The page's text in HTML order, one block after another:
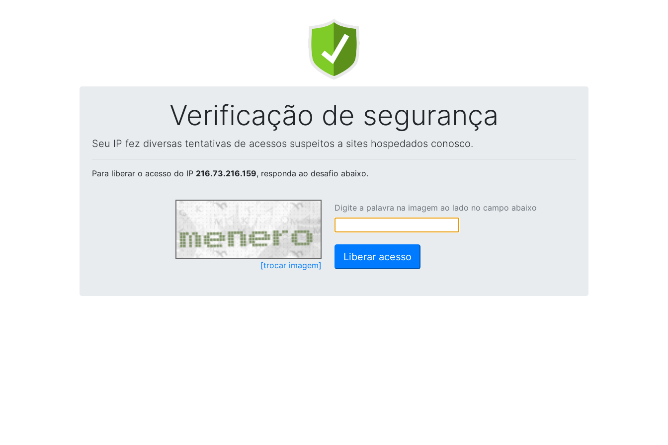
Verificação de segurança
Seu IP fez diversas tentativas de acessos suspeitos a sites hospedados conosco.
Para liberar o acesso do IP 216.73.216.159, responda ao desafio abaixo.
[trocar imagem]
Digite a palavra na imagem ao lado no campo abaixo